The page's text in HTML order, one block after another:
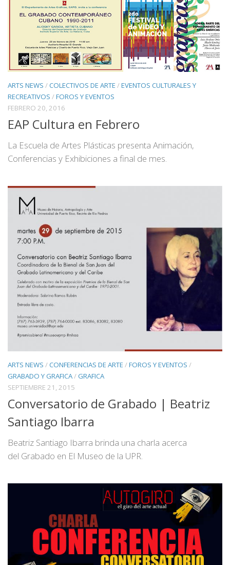
ARTS NEWS /COLECTIVOS DE ARTE /EVENTOS CULTURALES Y
RECREATIVOS /FOROS Y EVENTOS
FEBRERO 20, 2016
EAP Cultura en Febrero
La Escuela de Artes Plásticas presenta Animación,
Conferencias y Exhibiciones a final de mes.
ARTS NEWS /CONFERENCIAS DE ARTE /FOROS Y EVENTOS /
GRABADO Y GRAFICA/ GRAFICA
SEPTIEMBRE 21, 2015
Conversatorio de Grabado | Beatriz
Santiago Ibarra
Beatriz Santiago Ibarra brinda una charla acerca
del Grabado en El Museo de la UPR.